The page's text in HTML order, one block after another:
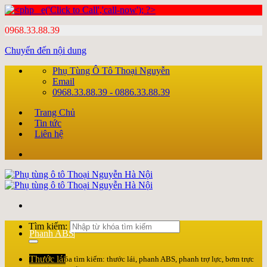
0968.33.88.39
Chuyển đến nội dung
Phụ Tùng Ô Tô Thoại Nguyễn
Email
0968.33.88.39 - 0886.33.88.39
Trang Chủ
Tin tức
Liên hệ
Tìm kiếm:
Nhập từ khóa tìm kiếm: thước lái, phanh ABS, phanh trợ lực, bơm trực
Phanh ABS
Thước lái